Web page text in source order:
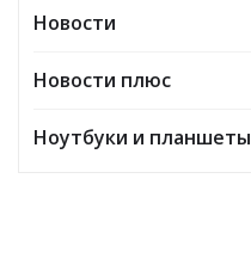
Новости
Новости плюс
Ноутбуки и планшеты